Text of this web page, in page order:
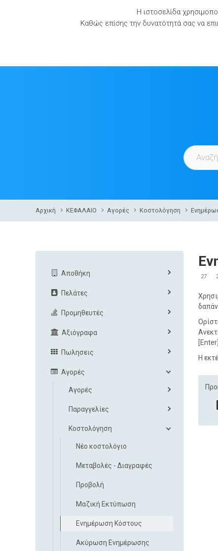
Αρχική ΚΕΦΑΛΑΙΟ Αγορές Κοστολόγηση
27
Η
Αποθήκη
Πελάτες
Προμηθευτές
Αξιόγραφα
Πωλησεις
Αγορές
Αγορές
Παραγγελίες
Κοστολόγηση
Νέο κοστολόγιο
Μεταβολές - Διαγραφές
Προβολή
Μαζική Εκτύπωση
Ενημέρωση Κόστους
Ακύρωση Ενημέρωσης
Η ιστοσελίδα
Καθώς επίσης την δυνατότητά σας να